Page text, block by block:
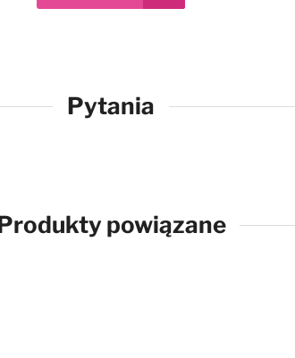
Pytania
powiązane